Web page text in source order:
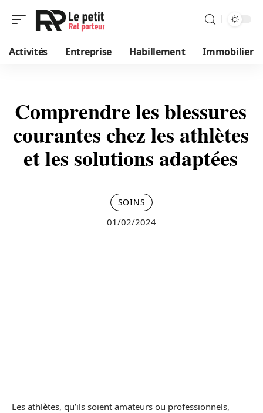
Activités Entreprise Habillement Immobilier
Comprendre les blessures
courantes chez les athlètes
et les solutions adaptées
SOINS
01/02/2024
Les athlètes, qu’ils soient amateurs ou professionnels,